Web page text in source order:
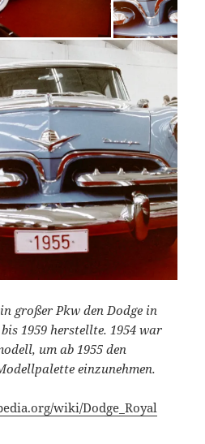
großer Pkw den Dodge in
1959 herstellte. 1954 war
um ab 1955 den
einzunehmen.
wiki/Dodge_Royal